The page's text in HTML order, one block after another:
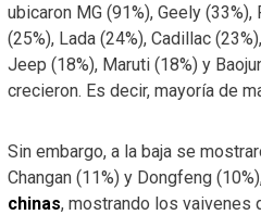
ubicaron MG (91%), Geely
(25%), Lada (24%), Cadillac
Jeep (18%), Maruti (18%) y
crecieron. Es decir, mayoría de
Sin embargo, a la baja se
Changan (11%) y Dongfeng
chinas, mostrando los vaivenes